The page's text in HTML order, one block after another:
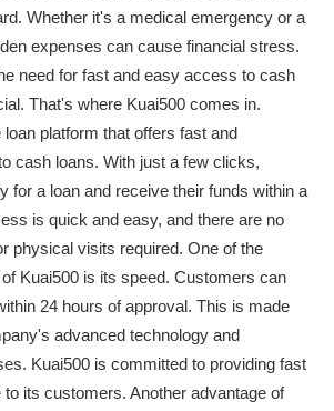
Whether it's a medical emergency or a
expenses can cause financial stress.
need for fast and easy access to cash
That's where Kuai500 comes in.
loan platform that offers fast and
cash loans. With just a few clicks,
for a loan and receive their funds within a
is quick and easy, and there are no
physical visits required. One of the
Kuai500 is its speed. Customers can
24 hours of approval. This is made
advanced technology and
Kuai500 is committed to providing fast
its customers. Another advantage of